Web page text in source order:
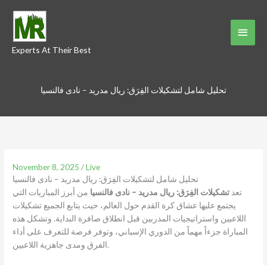
content
Experts At Their Best
Main
تحليل شامل لتشكيلات الفِرَق: ريال مدريد – نادى فالنسيا
November 8, 2025/Live
تحليل شامل لتشكيلات الفِرَق: ريال مدريد – نادى فالنسيا
تعد تشكيلات الفِرَق: ريال مدريد – نادى فالنسيا من أبرز المباريات التي
يجتمع عليها عشاق كرة القدم حول العالم، حيث يتابع الجميع تشكيلات
اللاعبين واستراتيجيات المدربين قبل انطلاق صافرة البداية. وتشكل هذه
المباراة جزءاً مهماً من الدوري الإسباني، وتوفر فرصة للتعرف على أداء
الفرق ومدى جاهزية اللاعبين.